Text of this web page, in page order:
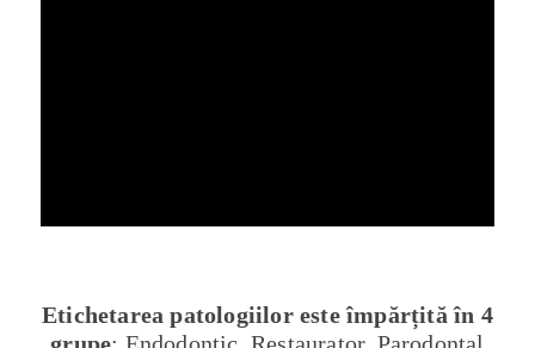
Etichetarea patologiilor este împărțită în 4